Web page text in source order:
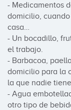
- Medicamentos
domicilio,
casa…
- Un bocadillo,
el trabajo.
- Barbacoa,
domicilio para la
la que nadie
- Agua
otro tipo de